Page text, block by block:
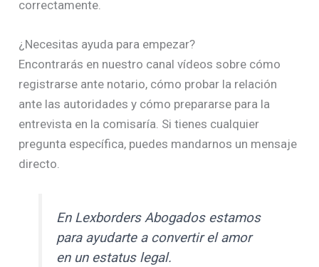
correctamente.
¿Necesitas ayuda para empezar?
Encontrarás en nuestro canal vídeos sobre cómo
registrarse ante notario, cómo probar la relación
ante las autoridades y cómo prepararse para la
entrevista en la comisaría. Si tienes cualquier
pregunta específica, puedes mandarnos un mensaje
directo.
En Lexborders Abogados estamos
para ayudarte a convertir el amor
en un estatus legal.